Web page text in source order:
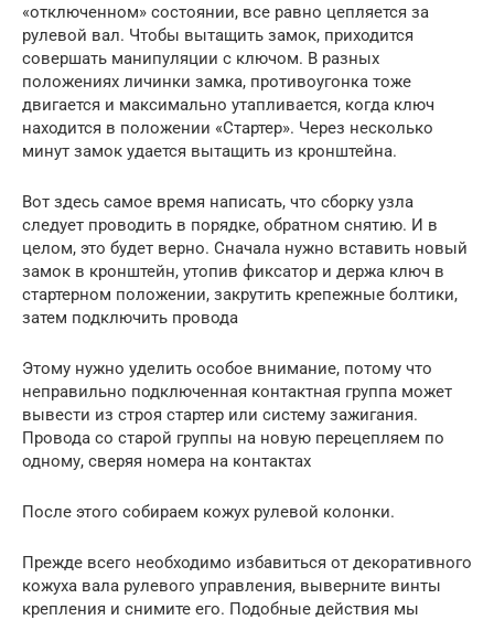
«отключенном» состоянии, все равно цепляется за
рулевой вал. Чтобы вытащить замок, приходится
совершать манипуляции с ключом. В разных
положениях личинки замка, противоугонка тоже
двигается и максимально утапливается, когда ключ
находится в положении «Стартер». Через несколько
минут замок удается вытащить из кронштейна.
Вот здесь самое время написать, что сборку узла
следует проводить в порядке, обратном снятию. И в
целом, это будет верно. Сначала нужно вставить новый
замок в кронштейн, утопив фиксатор и держа ключ в
стартерном положении, закрутить крепежные болтики,
затем подключить провода
Этому нужно уделить особое внимание, потому что
неправильно подключенная контактная группа может
вывести из строя стартер или систему зажигания.
Провода со старой группы на новую перецепляем по
одному, сверяя номера на контактах
После этого собираем кожух рулевой колонки.
Прежде всего необходимо избавиться от декоративного
кожуха вала рулевого управления, выверните винты
крепления и снимите его. Подобные действия мы